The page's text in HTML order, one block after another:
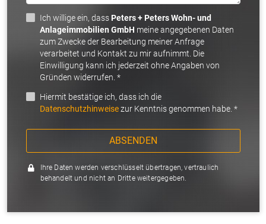
Ich willige ein, dassPeters + Peters Wohn- und
Anlageimmobilien GmbH meine angegebenen Daten
zum Zwecke der Bearbeitung meiner Anfrage
verarbeitet und Kontakt zu mir aufnimmt. Die
Einwilligung kann ich jederzeit ohne Angaben von
Gründen widerrufen. *
Hiermit bestätige ich, dass ich die
Datenschutzhinweisezur Kenntnis genommen habe. *
ABSENDEN
Ihre Daten werden verschlüsselt übertragen, vertraulich
behandelt und nicht an Dritte weitergegeben.